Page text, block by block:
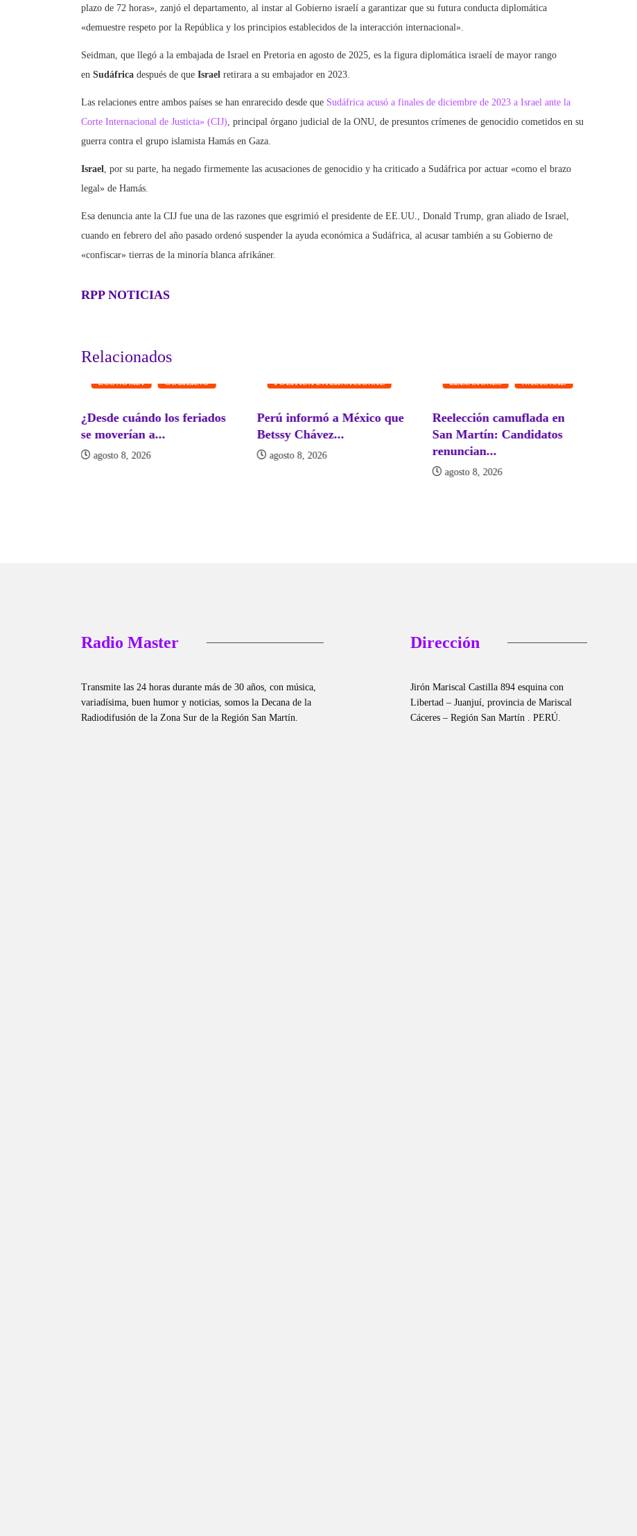
plazo de 72 horas», zanjó el departamento, al instar al Gobierno israelí a garantizar que su futura conducta diplomática
«demuestre respeto por la República y los principios establecidos de la interacción internacional».
Seidman, que llegó a la embajada de Israel en Pretoria en agosto de 2025, es la figura diplomática israelí de mayor rango
en Sudáfrica después de que Israel retirara a su embajador en 2023.
Las relaciones entre ambos países se han enrarecido desde que Sudáfrica acusó a finales de diciembre de 2023 a Israel ante la
Corte Internacional de Justicia» (CIJ), principal órgano judicial de la ONU, de presuntos crímenes de genocidio cometidos en su
guerra contra el grupo islamista Hamás en Gaza.
Israel, por su parte, ha negado firmemente las acusaciones de genocidio y ha criticado a Sudáfrica por actuar «como el brazo
legal» de Hamás.
Esa denuncia ante la CIJ fue una de las razones que esgrimió el presidente de EE.UU., Donald Trump, gran aliado de Israel,
cuando en febrero del año pasado ordenó suspender la ayuda económica a Sudáfrica, al acusar también a su Gobierno de
«confiscar» tierras de la minoría blanca afrikáner.
RPP NOTICIAS
Relacionados
ECONOMÍA GOBIERNO
¿Desde cuándo los feriados
se moverían a...
agosto 8, 2026
POLITICA INTERNACIONAL
Perú informó a México que
Betssy Chávez...
agosto 8, 2026
ELECCIONES NACIONAL
Reelección camuflada en
San Martín: Candidatos
renuncian...
agosto 8, 2026
Radio Master
Transmite las 24 horas durante más de 30 años, con música,
variadísima, buen humor y noticias, somos la Decana de la
Radiodifusión de la Zona Sur de la Región San Martín.
Dirección
Jirón Mariscal Castilla 894 esquina con
Libertad – Juanjuí, provincia de Mariscal
Cáceres – Región San Martín . PERÚ.